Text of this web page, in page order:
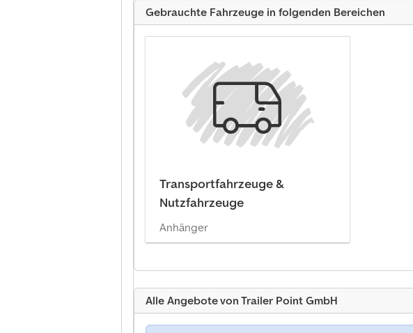
Gebrauchte Fahrzeuge in folgenden Bereichen
Transportfahrzeuge &
Nutzfahrzeuge
Anhänger
Alle Angebote von Trailer Point GmbH